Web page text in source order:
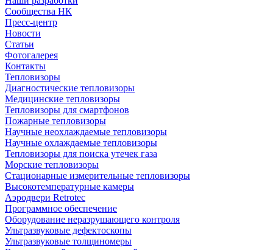
Сообщества НК
Пресс-центр
Новости
Статьи
Фотогалерея
Контакты
Тепловизоры
Диагностические тепловизоры
Медицинские тепловизоры
Тепловизоры для смартфонов
Пожарные тепловизоры
Научные неохлаждаемые тепловизоры
Научные охлаждаемые тепловизоры
Тепловизоры для поиска утечек газа
Морские тепловизоры
Стационарные измерительные тепловизоры
Высокотемпературные камеры
Аэродвери Retrotec
Программное обеспечение
Оборудование неразрушающего контроля
Ультразвуковые дефектоскопы
Ультразвуковые толщиномеры